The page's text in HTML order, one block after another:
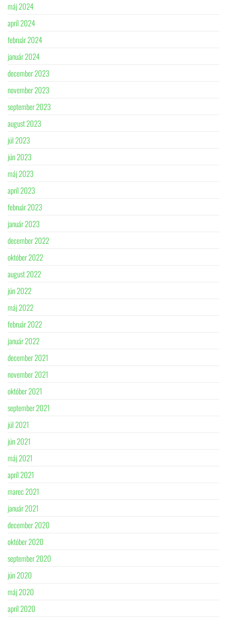
máj 2024
apríl 2024
február 2024
január 2024
december 2023
november 2023
september 2023
august 2023
júl 2023
jún 2023
máj 2023
apríl 2023
február 2023
január 2023
december 2022
október 2022
august 2022
jún 2022
máj 2022
február 2022
január 2022
december 2021
november 2021
október 2021
september 2021
júl 2021
jún 2021
máj 2021
apríl 2021
marec 2021
január 2021
december 2020
október 2020
september 2020
jún 2020
máj 2020
apríl 2020